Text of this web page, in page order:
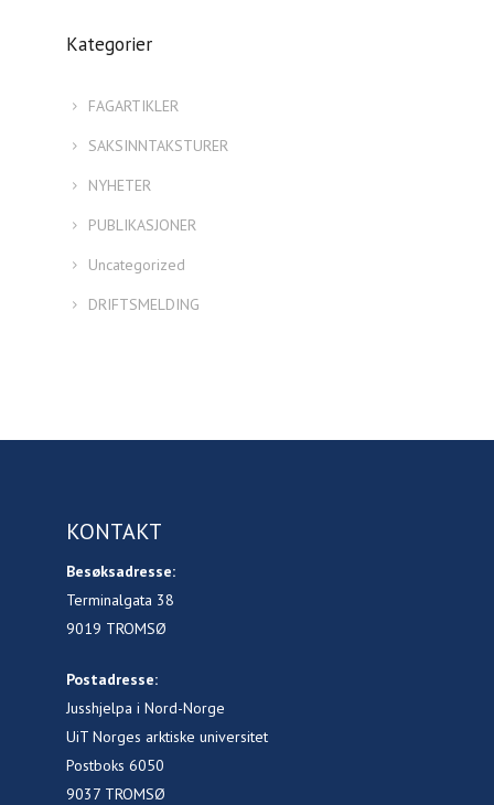
Kategorier
FAGARTIKLER
SAKSINNTAKSTURER
NYHETER
PUBLIKASJONER
Uncategorized
DRIFTSMELDING
KONTAKT
Besøksadresse:
Terminalgata 38
9019 TROMSØ
Postadresse:
Jusshjelpa i Nord-Norge
UiT Norges arktiske universitet
Postboks 6050
9037 TROMSØ